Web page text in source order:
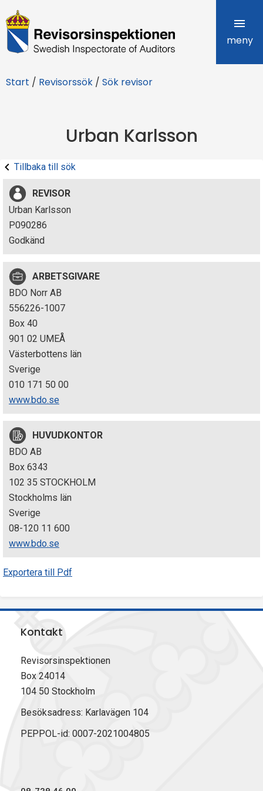
R
e
i
r
s
i
n
p
e
k
t
i
o
n
e
n
meny
Start / Revisorssök / Sök revisor
Urban Karlsson
Tillbaka till sök
REVISOR
Urban Karlsson
P090286
Godkänd
ARBETSGIVARE
BDO Norr AB
556226-1007
Box 40
901 02 UMEÅ
Västerbottens län
Sverige
010 171 50 00
www.bdo.se
HUVUDKONTOR
BDO AB
Box 6343
102 35 STOCKHOLM
Stockholms län
Sverige
08-120 11 600
www.bdo.se
Exportera till Pdf
Kontakt
Revisorsinspektionen
Box 24014
104 50 Stockholm
Besöksadress: Karlavägen 104
PEPPOL-id: 0007-2021004805